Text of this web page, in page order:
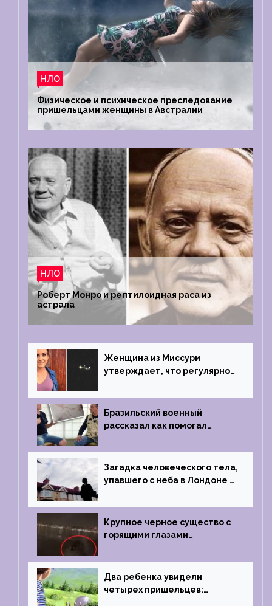
НЛО
Физическое и психическое преследование
пришельцами женщины в Австралии
НЛО
Роберт Монро и рептилоидная раса из
астрала
Женщина из Миссури
утверждает, что регулярно
инопланетянами
Бразильский военный
рассказал как помогал
1996 году
Загадка человеческого тела,
упавшего с неба в Лондоне в
Крупное черное существо с
горящими глазами
Два ребенка увидели
четырех пришельцев: